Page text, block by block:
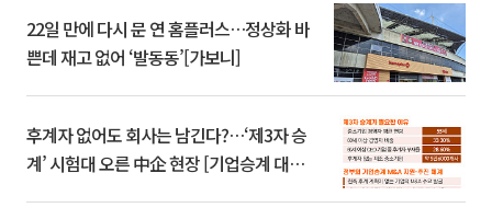
22일 만에 다시 문 연 홈플러스…정상화 바
쁜데 재고 없어 ‘발동동’[가보니]
후계자 없어도 회사는 남긴다?…‘제3자 승
계’ 시험대 오른 中企 현장 [기업승계 대전